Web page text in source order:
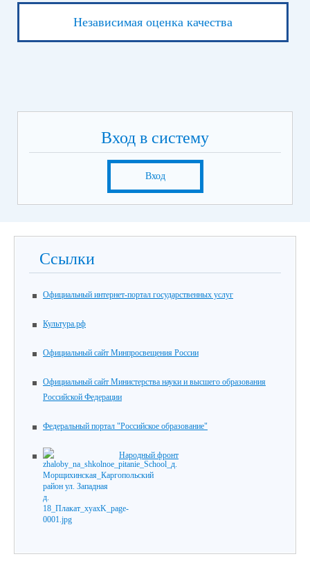
Независимая оценка качества
Вход в систему
Вход
Ссылки
Официальный интернет-портал государственных услуг
Культура.рф
Официальный сайт Минпросвещения России
Официальный сайт Министерства науки и высшего образования
Российской Федерации
Федеральный портал "Российское образование"
Народный фронт